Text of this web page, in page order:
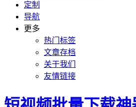
定制
导航
更多
热门标签
文章存档
关于我们
友情链接